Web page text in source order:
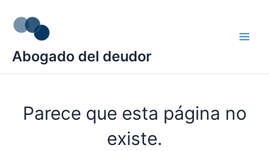
contenido
Abogado del deudor
Parece que esta página no
existe.